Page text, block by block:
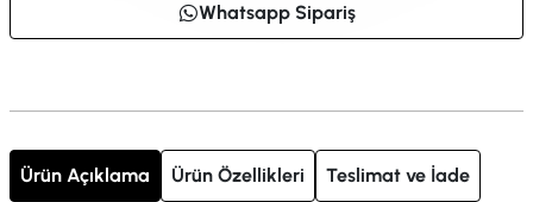
Whatsapp Sipariş
Ürün Açıklama Ürün Özellikleri Teslimat ve İade